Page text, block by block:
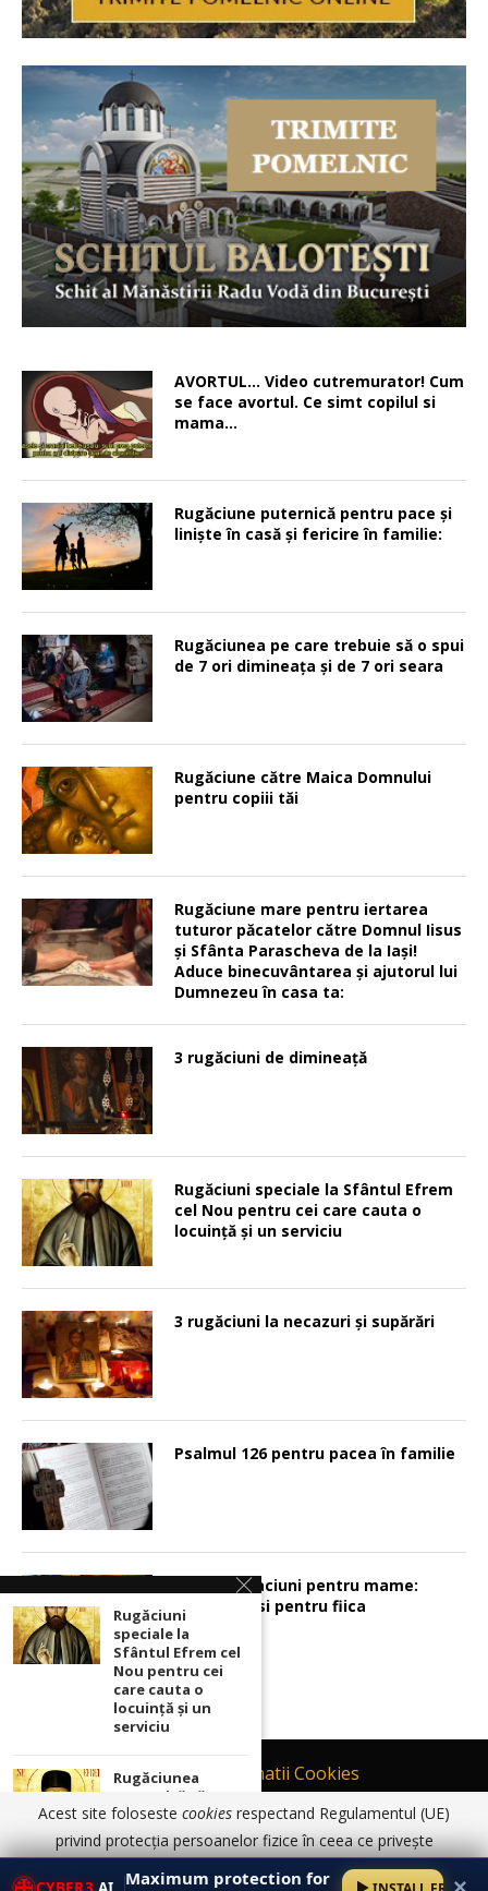
AVORTUL… Video cutremurator! Cum
se face avortul. Ce simt copilul si
mama…
Rugăciune puternică pentru pace şi
linişte în casă şi fericire în familie:
Rugăciunea pe care trebuie să o spui
de 7 ori dimineața și de 7 ori seara
Rugăciune către Maica Domnului
pentru copiii tăi
Rugăciune mare pentru iertarea
tuturor păcatelor către Domnul Iisus
şi Sfânta Parascheva de la Iaşi!
Aduce binecuvântarea şi ajutorul lui
Dumnezeu în casa ta:
3 rugăciuni de dimineață
Rugăciuni speciale la Sfântul Efrem
cel Nou pentru cei care cauta o
locuinţă şi un serviciu
3 rugăciuni la necazuri și supărări
Psalmul 126 pentru pacea în familie
Sunt 2 rugaciuni pentru mame:
pentru fiu si pentru fiica
Contact
Informatii Cookies
Politică de Confidențialitate
TERMENI SI CONDITII DE UTILIZARE
© 2017 - 2026 Ortodoxia | Termeni și condiții de utilizare | Informatii
Cookies | Politică de Confidențialitate
Maximum protection for
Rugăciuni
speciale la
Sfântul Efrem cel
Nou pentru cei
care cauta o
locuinţă şi un
serviciu
Rugăciunea
puternică către
Sfântul Efrem cel
Nou a celui
cuprins de
depresie și
Acest site foloseste cookies respectand Regulamentul (UE)
privind protecția persoanelor fizice în ceea ce privește
prelucrarea datelor cu caracter personal și privind libera